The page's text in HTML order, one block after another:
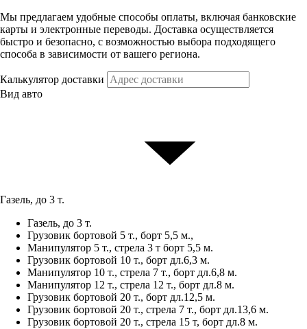
Мы предлагаем удобные способы оплаты, включая банковские
карты и электронные переводы. Доставка осуществляется
быстро и безопасно, с возможностью выбора подходящего
способа в зависимости от вашего региона.
Калькулятор доставки
Вид авто
Газель, до 3 т.
Газель, до 3 т.
Грузовик бортовой 5 т., борт 5,5 м.,
Манипулятор 5 т., стрела 3 т борт 5,5 м.
Грузовик бортовой 10 т., борт дл.6,3 м.
Манипулятор 10 т., стрела 7 т., борт дл.6,8 м.
Манипулятор 12 т., стрела 12 т., борт дл.8 м.
Грузовик бортовой 20 т., борт дл.12,5 м.
Грузовик бортовой 20 т., стрела 7 т., борт дл.13,6 м.
Грузовик бортовой 20 т., стрела 15 т, борт дл.8 м.